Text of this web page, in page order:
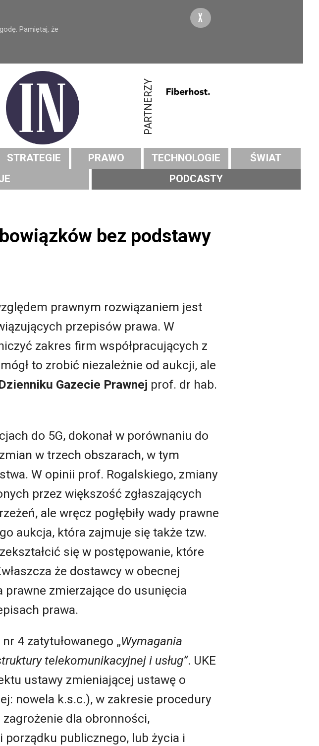
Pamiętaj, że
X
PARTNERZY
STRATEGIE PRAWO TECHNOLOGIE
ŚWIAT
PODCASTY
bez podstawy
prawnym rozwiązaniem jest
przepisów prawa. W
zakres firm współpracujących z
to zrobić niezależnie od aukcji, ale
Gazecie Prawnej prof. dr hab.
do 5G, dokonał w porównaniu do
w trzech obszarach, w tym
W opinii prof. Rogalskiego, zmiany
przez większość zgłaszających
ale wręcz pogłębiły wady prawne
aukcja, która zajmuje się także tzw.
się w postępowanie, które
że dostawcy w obecnej
zmierzające do usunięcia
prawa.
4 zatytułowanego „Wymagania
telekomunikacyjnej i usług”. UKE
ustawy zmieniającej ustawę o
nowela k.s.c.), w zakresie procedury
dla obronności,
publicznego, lub życia i